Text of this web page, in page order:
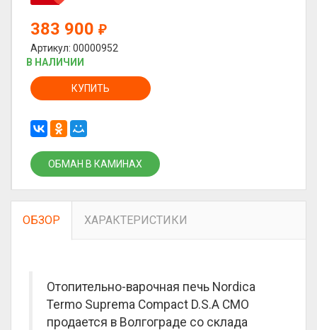
383 900 ₽
Артикул: 00000952
В НАЛИЧИИ
КУПИТЬ
ОБМАН В КАМИНАХ
ОБЗОР ХАРАКТЕРИСТИКИ
Отопительно-варочная печь Nordica
Termo Suprema Compact D.S.A CMO
продается в Волгограде со склада